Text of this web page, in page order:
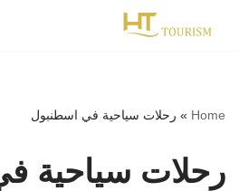
Home
» رحلات سياحية في اسطنبول
رحلات سياحية